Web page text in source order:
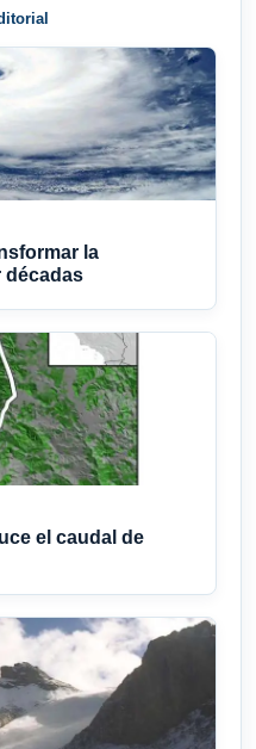
la
décadas
el caudal de